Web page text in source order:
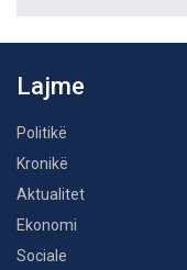
Lajme
Politikë
Kronikë
Aktualitet
Ekonomi
Sociale